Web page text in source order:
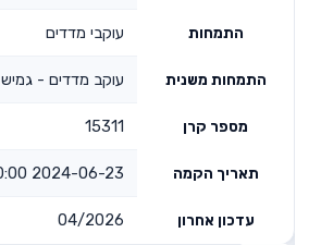
התמחות עוקבי מדדים
התמחות משנית עוקב מדדים - גמיש
מספר קרן 15311
תאריך הקמה 2024-06-23 00:00:00
עדכון אחרון 04/2026